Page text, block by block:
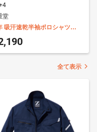
堂
吸汗速乾半袖ポロシャツ
全て表示